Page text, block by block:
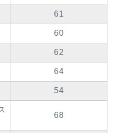
61
60
62
64
54
68